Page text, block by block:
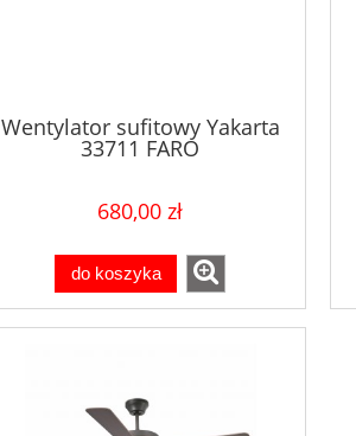
Wentylator sufitowy Yakarta
33711 FARO
680,00 zł
do koszyka